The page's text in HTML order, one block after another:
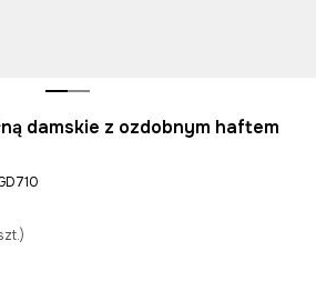
damskie z ozdobnym haftem